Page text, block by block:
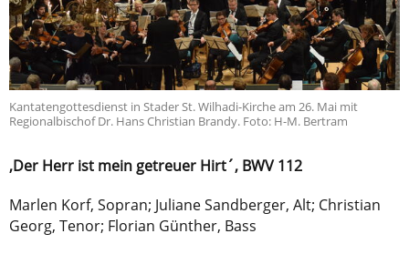
Kantatengottesdienst in Stader St. Wilhadi-Kirche am 26. Mai mit
Regionalbischof Dr. Hans Christian Brandy. Foto: H-M. Bertram
,Der Herr ist mein getreuer Hirt´, BWV 112
Marlen Korf, Sopran; Juliane Sandberger, Alt; Christian
Georg, Tenor; Florian Günther, Bass